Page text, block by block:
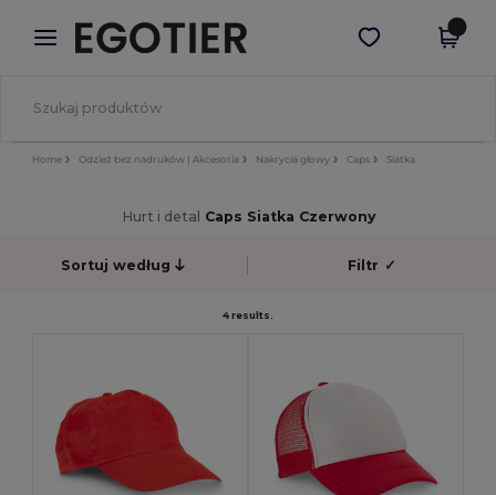
× Aplikacja Egotier
Lepsze ceny w aplikacji!
Pobierz app
Home Odzież bez nadruków | Akcesoria Nakrycia głowy Caps Siatka
Hurt i detal Caps Siatka Czerwony
Sortuj według Filtr ✓
4 results.